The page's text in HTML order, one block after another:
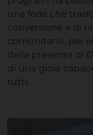
una fede che
conversione e di
comunitario, per
della presenza di
di una gioia
tutti.